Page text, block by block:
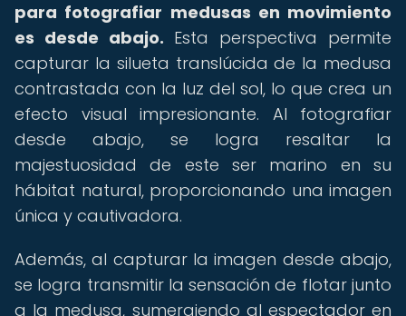
para fotografiar medusas en movimiento
es desde abajo. Esta perspectiva permite
capturar la silueta translúcida de la medusa
contrastada con la luz del sol, lo que crea un
efecto visual impresionante. Al fotografiar
desde abajo, se logra resaltar la
majestuosidad de este ser marino en su
hábitat natural, proporcionando una imagen
única y cautivadora.
Además, al capturar la imagen desde abajo,
se logra transmitir la sensación de flotar junto
a la medusa, sumergiendo al espectador en